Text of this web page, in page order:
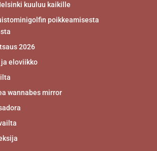
kuuluu kaikille
poikkeamisesta
2026
eloviikko
wannabes mirror